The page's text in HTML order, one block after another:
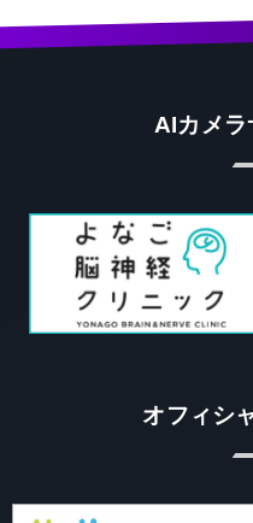
AIカメラ
オフィシ